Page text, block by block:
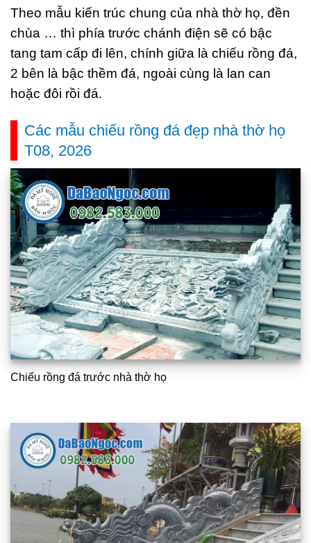
Theo mẫu kiến trúc chung của nhà thờ họ, đền
chùa … thì phía trước chánh điện sẽ có bậc
tang tam cấp đi lên, chính giữa là chiếu rồng đá,
2 bên là bậc thềm đá, ngoài cùng là lan can
hoặc đôi rồi đá.
Các mẫu chiếu rồng đá đẹp nhà thờ họ
T08, 2026
Chiếu rồng đá trước nhà thờ họ